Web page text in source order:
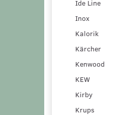
Ide Line
Inox
Kalorik
Kärcher
Kenwood
KEW
Kirby
Krups